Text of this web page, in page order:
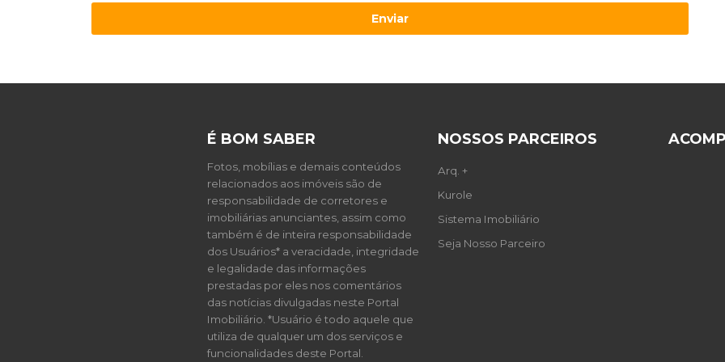
Enviar
É BOM SABER
Fotos, mobílias e demais conteúdos
relacionados aos imóveis são de
responsabilidade de corretores e
imobiliárias anunciantes, assim como
também é de inteira responsabilidade
dos Usuários* a veracidade, integridade
e legalidade das informações
prestadas por eles nos comentários
das notícias divulgadas neste Portal
Imobiliário. *Usuário é todo aquele que
utiliza de qualquer um dos serviços e
funcionalidades deste Portal.
NOSSOS PARCEIROS
Arq. +
Kurole
Sistema Imobiliário
Seja Nosso Parceiro